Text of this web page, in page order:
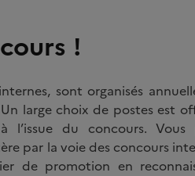
!
sont organisés
large choix de postes est
l’issue du concours. Vous
par la voie des concours
de promotion en